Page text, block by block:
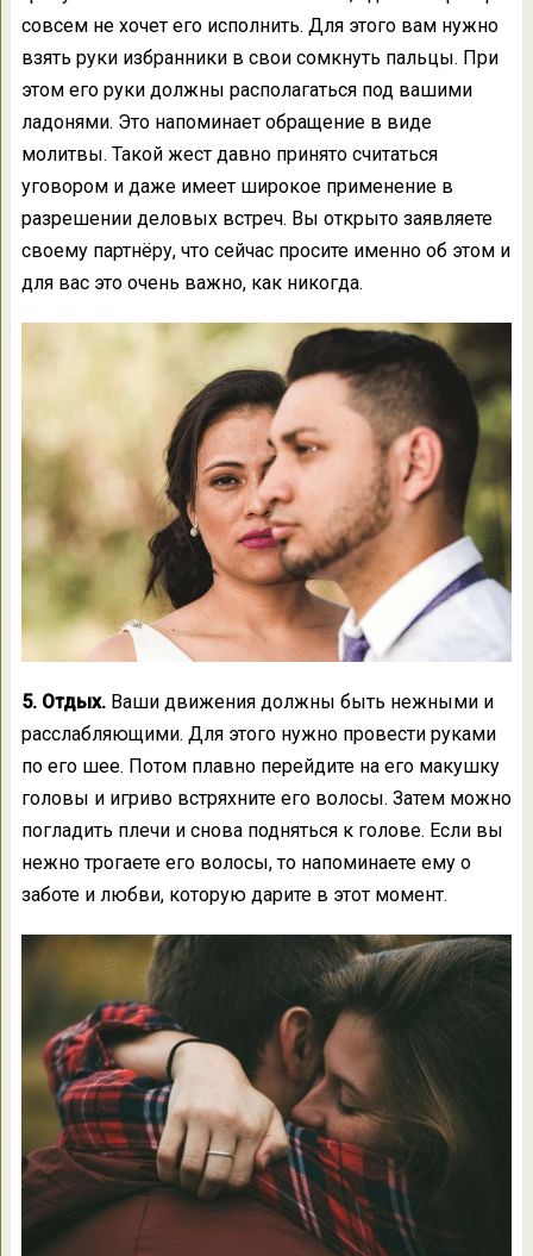
совсем не хочет его исполнить. Для этого вам нужно
взять руки избранники в свои сомкнуть пальцы. При
этом его руки должны располагаться под вашими
ладонями. Это напоминает обращение в виде
молитвы. Такой жест давно принято считаться
уговором и даже имеет широкое применение в
разрешении деловых встреч. Вы открыто заявляете
своему партнёру, что сейчас просите именно об этом и
для вас это очень важно, как никогда.
5. Отдых. Ваши движения должны быть нежными и
расслабляющими. Для этого нужно провести руками
по его шее. Потом плавно перейдите на его макушку
головы и игриво встряхните его волосы. Затем можно
погладить плечи и снова подняться к голове. Если вы
нежно трогаете его волосы, то напоминаете ему о
заботе и любви, которую дарите в этот момент.